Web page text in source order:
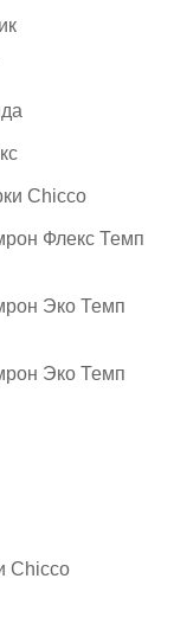
Chicco
Флекс Темп
Эко Темп
Эко Темп
Chicco